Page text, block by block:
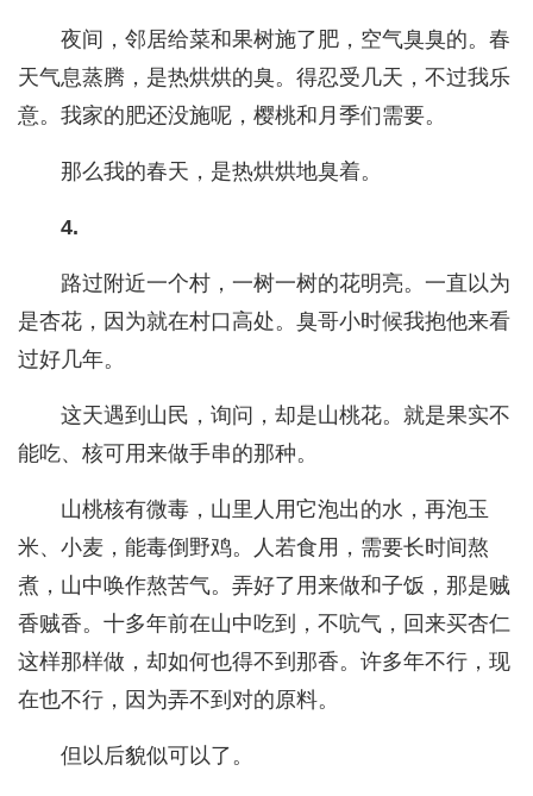
夜间，邻居给菜和果树施了肥，空气臭臭的。春
天气息蒸腾，是热烘烘的臭。得忍受几天，不过我乐
意。我家的肥还没施呢，樱桃和月季们需要。
那么我的春天，是热烘烘地臭着。
4.
路过附近一个村，一树一树的花明亮。一直以为
是杏花，因为就在村口高处。臭哥小时候我抱他来看
过好几年。
这天遇到山民，询问，却是山桃花。就是果实不
能吃、核可用来做手串的那种。
山桃核有微毒，山里人用它泡出的水，再泡玉
米、小麦，能毒倒野鸡。人若食用，需要长时间熬
煮，山中唤作熬苦气。弄好了用来做和子饭，那是贼
香贼香。十多年前在山中吃到，不吭气，回来买杏仁
这样那样做，却如何也得不到那香。许多年不行，现
在也不行，因为弄不到对的原料。
但以后貌似可以了。